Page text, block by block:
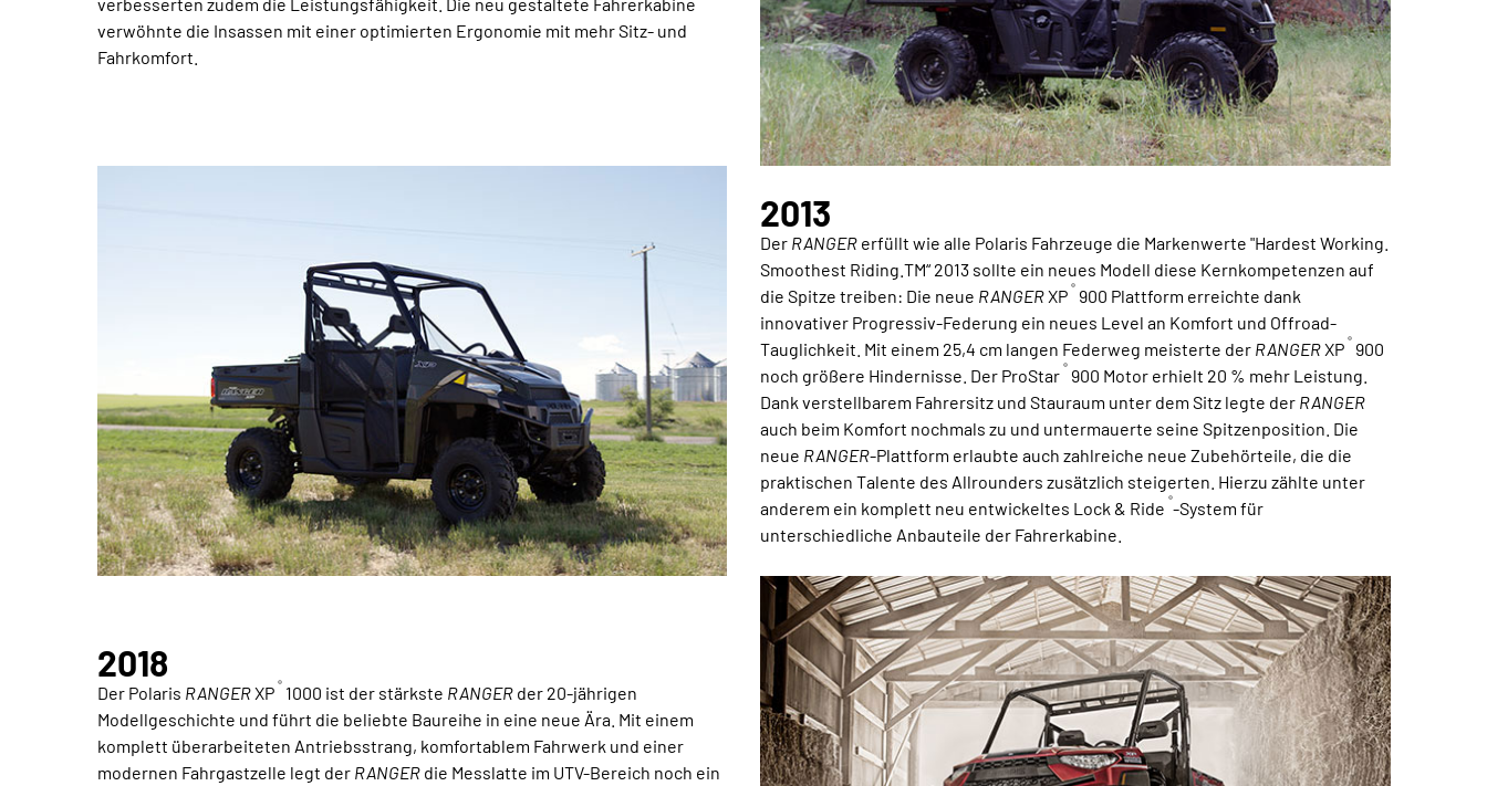
verwöhnte die Insassen mit einer optimierten Ergonomie mit mehr Sitz- und
Fahrkomfort.
2013
Der RANGER erfüllt wie alle Polaris Fahrzeuge die Markenwerte "Hardest Working.
Smoothest Riding.TM“ 2013 sollte ein neues Modell diese Kernkompetenzen auf
die Spitze treiben: Die neue RANGERXP ® 900 Plattform erreichte dank
innovativer Progressiv-Federung ein neues Level an Komfort und Offroad-
Tauglichkeit. Mit einem 25,4 cm langen Federweg meisterte der RANGERXP ® 900
noch größere Hindernisse. Der ProStar ® 900 Motor erhielt 20 % mehr Leistung.
Dank verstellbarem Fahrersitz und Stauraum unter dem Sitz legte der RANGER
auch beim Komfort nochmals zu und untermauerte seine Spitzenposition. Die
neue RANGER-Plattform erlaubte auch zahlreiche neue Zubehörteile, die die
praktischen Talente des Allrounders zusätzlich steigerten. Hierzu zählte unter
anderem ein komplett neu entwickeltes Lock & Ride ®-System für
unterschiedliche Anbauteile der Fahrerkabine.
2018
Der Polaris RANGERXP ® 1000 ist der stärkste RANGERder 20-jährigen
Modellgeschichte und führt die beliebte Baureihe in eine neue Ära. Mit einem
komplett überarbeiteten Antriebsstrang, komfortablem Fahrwerk und einer
modernen Fahrgastzelle legt der RANGERdie Messlatte im UTV-Bereich noch ein